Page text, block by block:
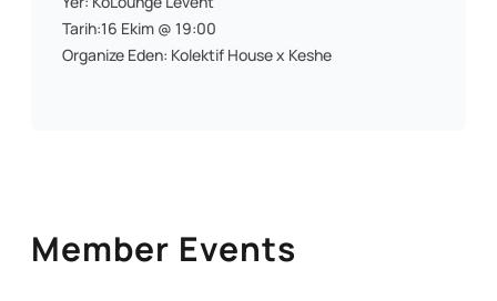
Tarih:16 Ekim @ 19:00
Organize Eden: Kolektif House x Keshe
Member Events